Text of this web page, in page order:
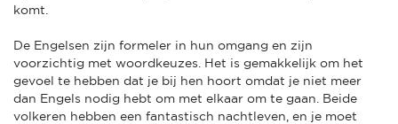
komt.
De Engelsen zijn formeler in hun omgang en zijn
voorzichtig met woordkeuzes. Het is gemakkelijk om het
gevoel te hebben dat je bij hen hoort omdat je niet meer
dan Engels nodig hebt om met elkaar om te gaan. Beide
volkeren hebben een fantastisch nachtleven, en je moet